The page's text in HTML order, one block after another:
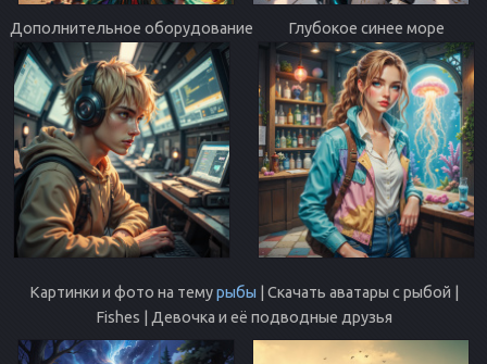
Дополнительное оборудование Глубокое синее море
Картинки и фото на темурыбы | Скачать аватары с рыбой |
Fishes | Девочка и её подводные друзья